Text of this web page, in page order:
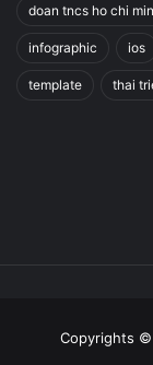
doan tncs ho chi
infographic ios
template thai
Copyrights